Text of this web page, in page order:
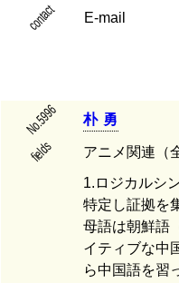
contact E-mail
No.5996 朴 勇
fields アニメ関連（
1.ロジカルシ
特定し証拠を
母語は朝鮮語
イティブな中
ら中国語を習